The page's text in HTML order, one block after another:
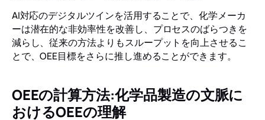
AI対応のデジタルツインを活用することで、化学メーカ
ーは潜在的な非効率性を改善し、プロセスのばらつきを
減らし、従来の方法よりもスループットを向上させるこ
とで、OEE目標をさらに推し進めることができます。
OEEの計算方法:化学品製造の文脈に
おけるOEEの理解